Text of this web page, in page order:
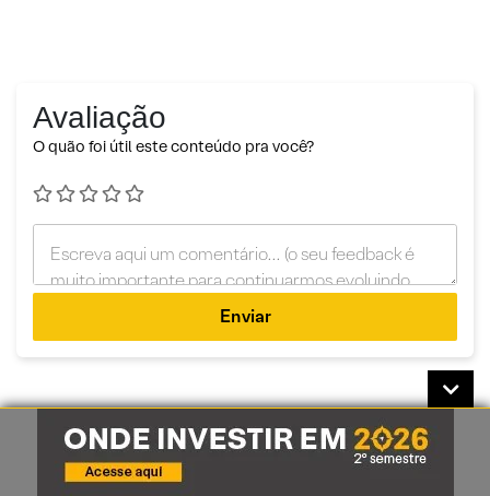
Avaliação
O quão foi útil este conteúdo pra você?
Enviar